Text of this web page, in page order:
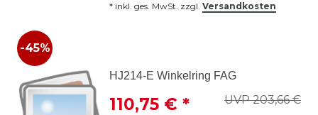
* inkl. ges. MwSt. zzgl. Versandkosten
-45%
HJ214-E Winkelring FAG
UVP 203,66 €
110,75 € *